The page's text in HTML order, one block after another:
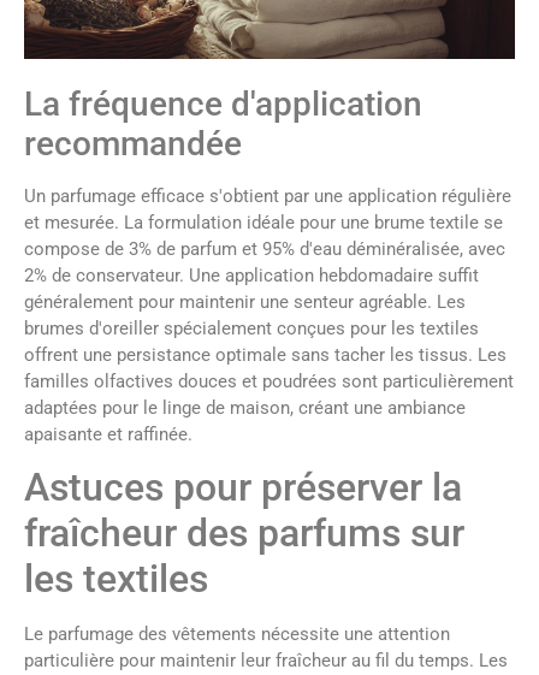
La fréquence d'application
recommandée
Un parfumage efficace s'obtient par une application régulière
et mesurée. La formulation idéale pour une brume textile se
compose de 3% de parfum et 95% d'eau déminéralisée, avec
2% de conservateur. Une application hebdomadaire suffit
généralement pour maintenir une senteur agréable. Les
brumes d'oreiller spécialement conçues pour les textiles
offrent une persistance optimale sans tacher les tissus. Les
familles olfactives douces et poudrées sont particulièrement
adaptées pour le linge de maison, créant une ambiance
apaisante et raffinée.
Astuces pour préserver la
fraîcheur des parfums sur
les textiles
Le parfumage des vêtements nécessite une attention
particulière pour maintenir leur fraîcheur au fil du temps. Les